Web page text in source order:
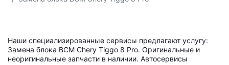
Наши специализированные сервисы предлагают услугу:
Замена блока BCM Chery Tiggo 8 Pro. Оригинальные и
неоригинальные запчасти в наличии. Автосервисы